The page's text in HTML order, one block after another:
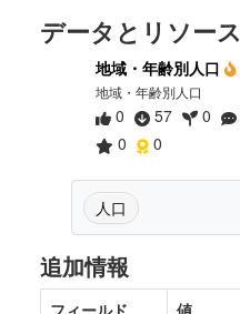
データとリソース
地域・年齢別人口
地域・年齢別人口
0 57 0
0
0
人口
追加情報